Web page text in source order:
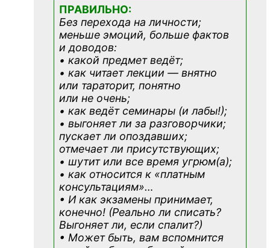
ПРАВИЛЬНО:
Без перехода на личности;
меньше эмоций, больше фактов
и доводов:
• какой предмет ведёт;
• как читает лекции — внятно
или тараторит, понятно
или не очень;
• как ведёт семинары (и лабы!);
• выгоняет ли за разговорчики;
пускает ли опоздавших;
отмечает ли присутствующих;
• шутит или все время угрюм(а);
• как относится к «платным
консультациям»…
• И как экзамены принимает,
конечно! (Реально ли списать?
Выгоняет ли, если спалит?)
• Может быть, вам вспомнится